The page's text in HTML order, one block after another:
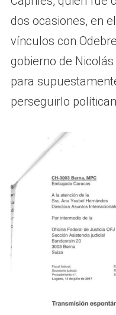
dos ocasiones, en
vínculos con
gobierno de
para
perseguirlo